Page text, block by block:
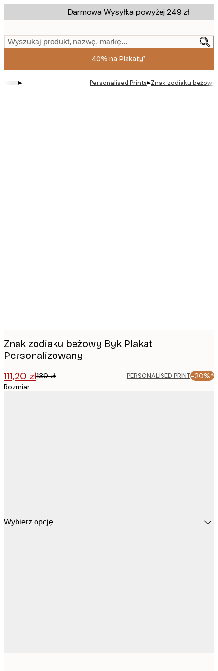
to
content.
Darmowa Wysyłka powyżej 249 zł
Wyszukaj produkt, nazwę, markę...
40% na Plakaty*
▸ Personalised Prints▸Znak zodiaku beżowy
Znak zodiaku beżowy Byk Plakat
Personalizowany
111,20 zł139 zł PERSONALISED PRINT-20%*
Rozmiar
Wybierz opcję...